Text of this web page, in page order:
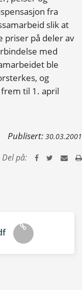
fra
slik at
priser på deler av
med
ble
og
til 1. april
Publisert: 30.03.2001
Del på: